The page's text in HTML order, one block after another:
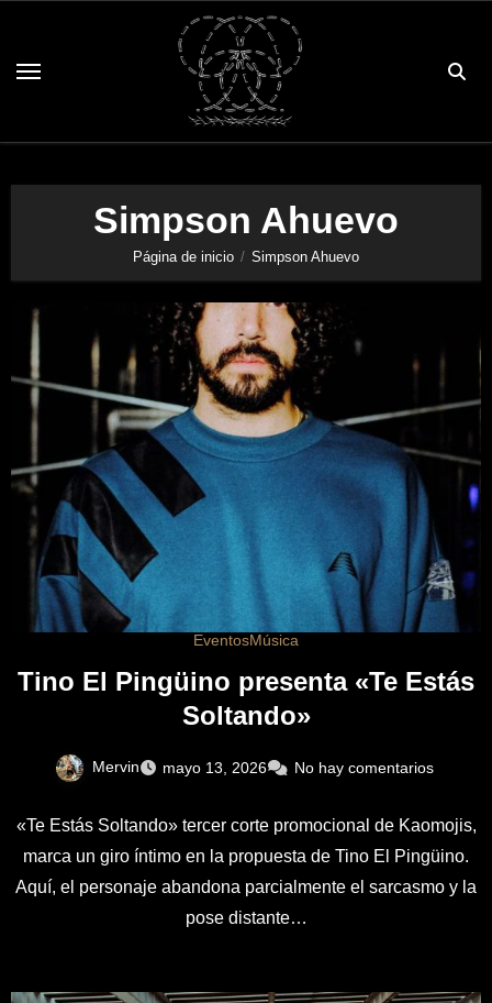
contenido
Simpson Ahuevo
Página de inicio Simpson Ahuevo
EventosMúsica
Tino El Pingüino presenta «Te Estás
Soltando»
Mervin mayo 13, 2026 No hay comentarios
«Te Estás Soltando» tercer corte promocional de Kaomojis,
marca un giro íntimo en la propuesta de Tino El Pingüino.
Aquí, el personaje abandona parcialmente el sarcasmo y la
pose distante…